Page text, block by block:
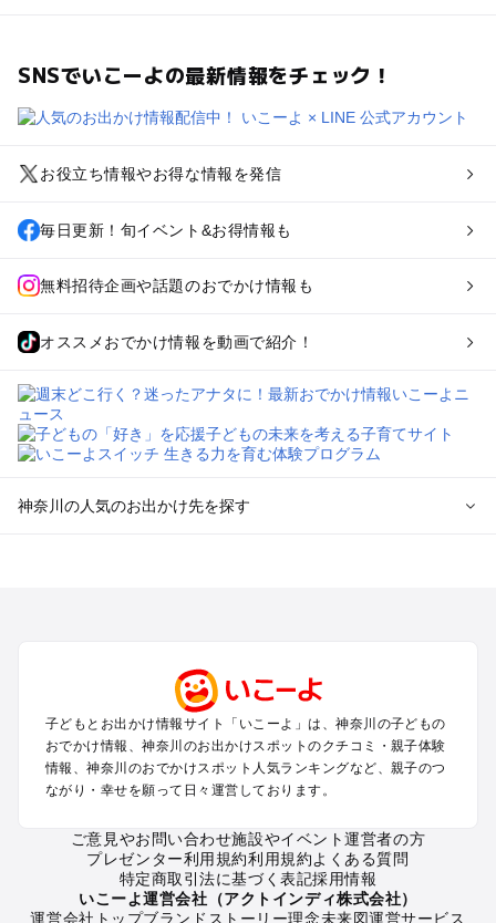
SNSでいこーよの最新情報をチェック！
お役立ち情報やお得な情報を発信
毎日更新！旬イベント&お得情報も
無料招待企画や話題のおでかけ情報も
オススメおでかけ情報を動画で紹介！
神奈川の人気のお出かけ先を探す
小田原・熱海・湯河原・真鶴のプールお出かけ
町田・相模原・愛川・上野原のプールお出かけ
新横浜・港北エリア・日吉・青葉台・鶴見のプールお出かけ
川崎のプールお出かけ
海老名・厚木のプールお出かけ
箱根（湯本・強羅・小涌谷・仙石原・芦ノ湖）のプールお出か
秦野・南足柄・丹沢のプールお出かけ
戸塚・港南・旭・瀬谷・泉（横浜）のプールお出かけ
子どもとお出かけ情報サイト「いこーよ」は、神奈川の子どもの
おでかけ情報、神奈川のお出かけスポットのクチコミ・親子体験
情報、神奈川のおでかけスポット人気ランキングなど、親子のつ
ながり・幸せを願って日々運営しております。
ご意見やお問い合わせ施設やイベント運営者の方
プレゼンター利用規約利用規約よくある質問
特定商取引法に基づく表記採用情報
いこーよ運営会社（アクトインディ株式会社）
運営会社トップブランドストーリー理念未来図運営サービス